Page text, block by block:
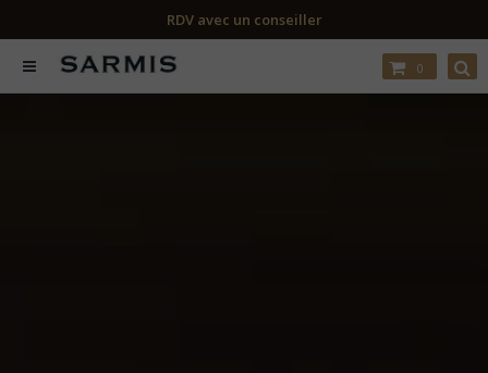
RDV avec un conseiller
0